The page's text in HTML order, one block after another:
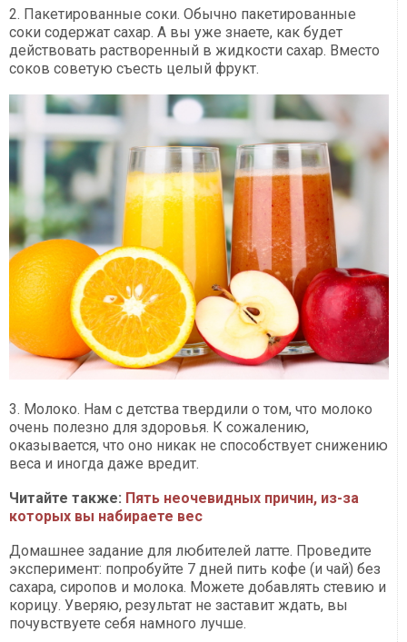
2. Пакетированные соки. Обычно пакетированные
соки содержат сахар. А вы уже знаете, как будет
действовать растворенный в жидкости сахар. Вместо
соков советую съесть целый фрукт.
3. Молоко. Нам с детства твердили о том, что молоко
очень полезно для здоровья. К сожалению,
оказывается, что оно никак не способствует снижению
веса и иногда даже вредит.
Читайте также: Пять неочевидных причин, из-за
которых вы набираете вес
Домашнее задание для любителей латте. Проведите
эксперимент: попробуйте 7 дней пить кофе (и чай) без
сахара, сиропов и молока. Можете добавлять стевию и
корицу. Уверяю, результат не заставит ждать, вы
почувствуете себя намного лучше.